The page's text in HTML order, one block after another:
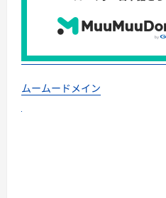
ムームードメイン